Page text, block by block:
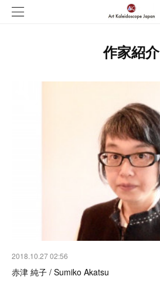
作家紹介
2018.10.27 02:56
赤津 純子 / Sumiko Akatsu